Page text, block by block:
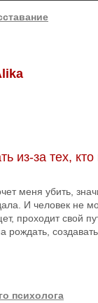
из-за тех,
меня убить,
И человек не
проходит свой
рождать,
психолога